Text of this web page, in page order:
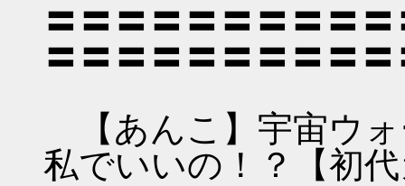
〓〓〓〓〓〓〓〓〓
〓〓〓〓〓〓〓〓〓
【あんこ】宇宙ウォ
私でいいの！？【初